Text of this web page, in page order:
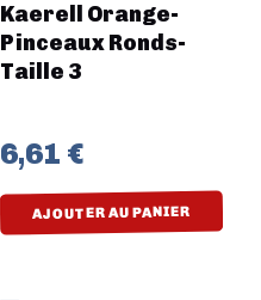
Kaerell Orange-
Pinceaux Ronds-
Taille 3
6,61 €
AJOUTER AU PANIER